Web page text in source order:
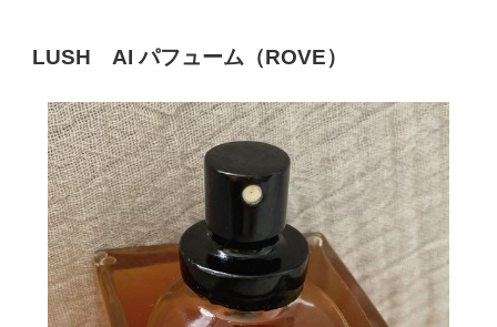
LUSH AIパフューム（ROVE ）